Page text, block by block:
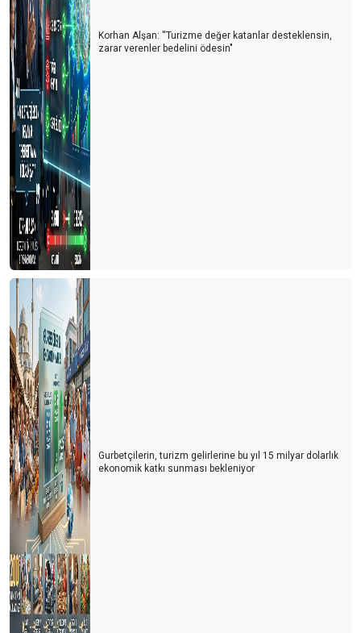
Korhan Alşan: ''Turizme değer katanlar desteklensin,
zarar verenler bedelini ödesin"
Gurbetçilerin, turizm gelirlerine bu yıl 15 milyar dolarlık
ekonomik katkı sunması bekleniyor